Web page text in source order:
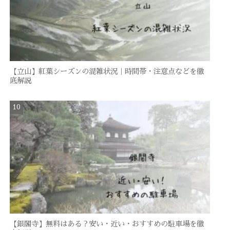
【立山】紅葉シーズンの混雑状況｜時間帯・注意点などを徹
底解説
【銀閣寺】無料はある？安い・近い・おすすめの駐車場を徹